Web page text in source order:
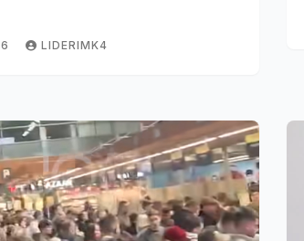
LIDERIMK4